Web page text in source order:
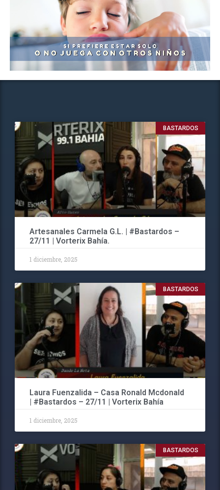
BASTARDOS
Artesanales Carmela G.L. | #Bastardos –
27/11 | Vorterix Bahía.
1 diciembre, 2025
BASTARDOS
Laura Fuenzalida – Casa Ronald Mcdonald
| #Bastardos – 27/11 | Vorterix Bahía
1 diciembre, 2025
BASTARDOS